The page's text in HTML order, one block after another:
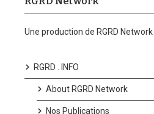
Une production de RGRD Network
RGRD . INFO
About RGRD Network
Nos Publications